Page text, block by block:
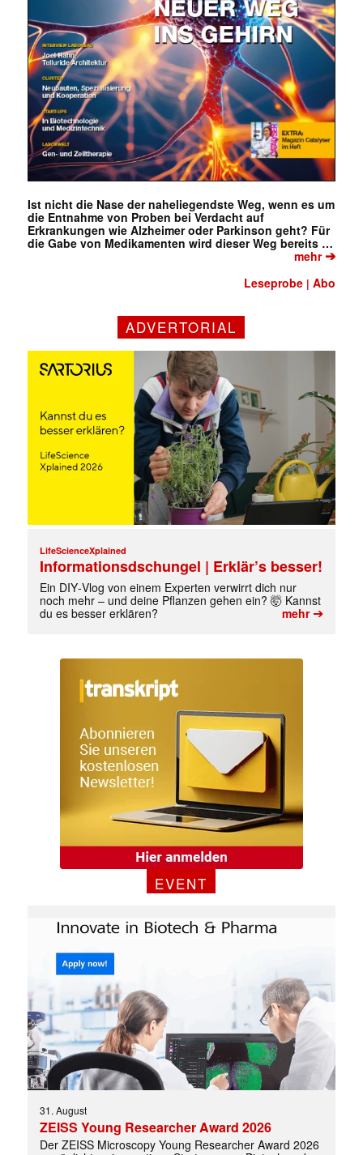
Ist nicht die Nase der naheliegendste Weg, wenn es um
die Entnahme von Proben bei Verdacht auf
Erkrankungen wie Alzheimer oder Parkinson geht? Für
die Gabe von Medikamenten wird dieser Weg bereits …
mehr➔
Leseprobe |Abo
ADVERTORIAL
LifeScienceXplained
Informationsdschungel | Erklär’s besser!
Ein DIY‑Vlog von einem Experten verwirrt dich nur
noch mehr – und deine Pflanzen gehen ein? 🤯 Kannst
du es besser erklären?
mehr➔
EVENT
31. August
ZEISS Young Researcher Award 2026
Der ZEISS Microscopy Young Researcher Award 2026